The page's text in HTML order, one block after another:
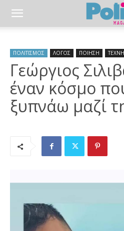
ΠΟΛΙΤΙΣΜΟΣ ΛΟΓΟΣ ΠΟΙΗΣΗ ΤΕΧΝΗ
Γεώργιος
έναν κόσμο
ξυπνάω μαζί